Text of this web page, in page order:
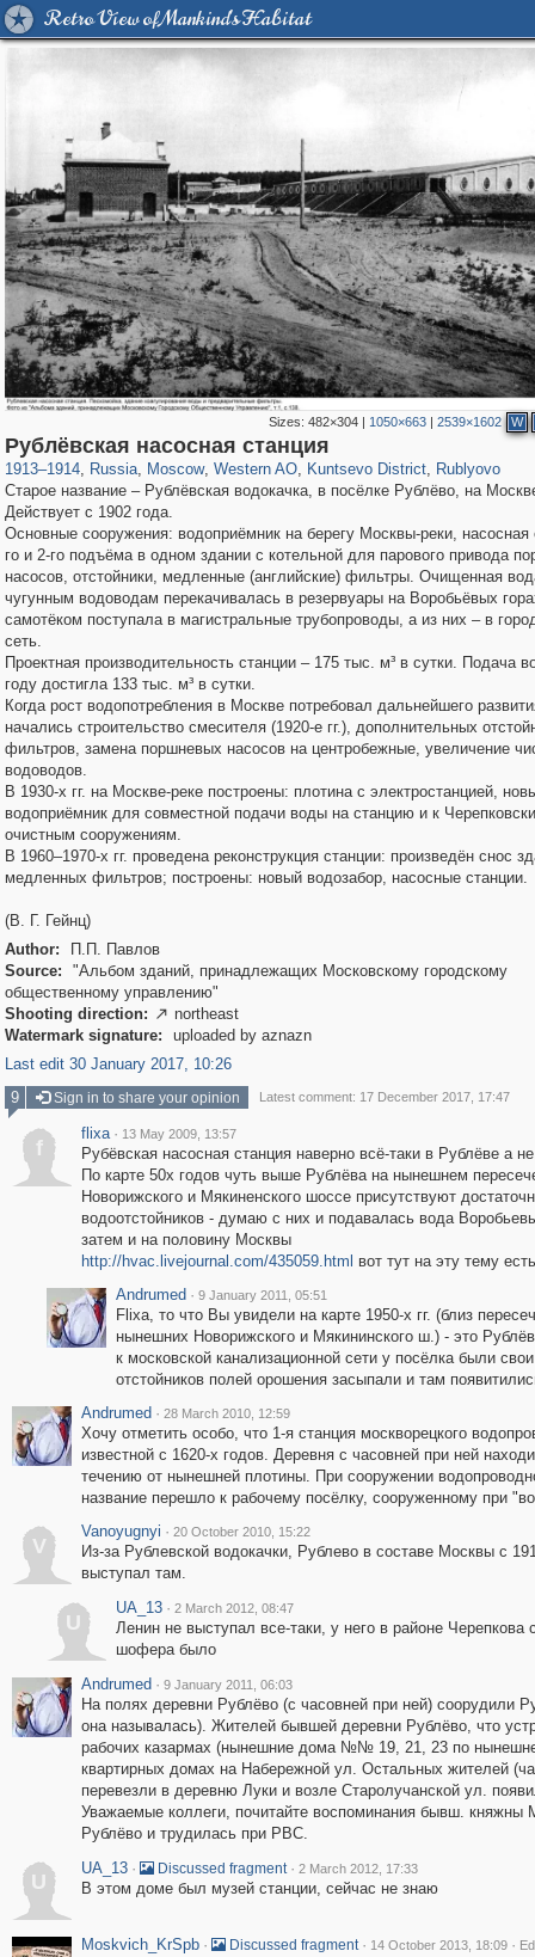
Retro View of Mankind's Habitat
Sizes:482×304 | 1050×663 |2539×1602 W
Рублёвская насосная станция
1913–1914, Russia
1,406,144 29,243
, Moscow
319,779 8,286
, Western AO
27,129 310
, Kuntsevo District
1,667
, Rublyovo
Старое название – Рублёвская водокачка, в посёлке Рублёво, на
Действует с 1902 года.
Основные сооружения: водоприёмник на берегу Москвы-реки, насосная
го и 2-го подъёма в одном здании с котельной для парового привода
насосов, отстойники, медленные (английские) фильтры. Очищенная
чугунным водоводам перекачивалась в резервуары на Воробьёвых
самотёком поступала в магистральные трубопроводы, а из них – в
сеть.
Проектная производительность станции – 175 тыс. м³ в сутки. Подача
году достигла 133 тыс. м³ в сутки.
Когда рост водопотребления в Москве потребовал дальнейшего
начались строительство смесителя (1920-е гг.), дополнительных
фильтров, замена поршневых насосов на центробежные, увеличение
водоводов.
В 1930-х гг. на Москве-реке построены: плотина с электростанцией,
водоприёмник для совместной подачи воды на станцию и к
очистным сооружениям.
В 1960–1970-х гг. проведена реконструкция станции: произведён снос
медленных фильтров; построены: новый водозабор, насосные станции.
(В. Г. Гейнц)
Author:
П.П. Павлов
Source:
"Альбом зданий, принадлежащих Московскому городскому
общественному управлению"
Shooting direction:  northeast
Watermark signature:
uploaded by aznazn
Last edit 30 January 2017, 10:26
9
Sign in to share your opinion Latest comment: 17 December 2017, 17:47
f
flixa · 13 May 2009, 13:57
Рубёвская насосная станция наверно всё-таки в Рублёве а
По карте 50х годов чуть выше Рублёва на нынешнем
Новорижского и Мякиненского шоссе присутствуют
водоотстойников - думаю с них и подавалась вода
затем и на половину Москвы
http://hvac.livejournal.com/435059.html вот тут на эту тему
Andrumed · 9 January 2011, 05:51
Flixa, то что Вы увидели на карте 1950-х гг. (близ
нынешних Новорижского и Мякининского ш.) - это
к московской канализационной сети у посёлка были
отстойников полей орошения засыпали и там
Andrumed · 28 March 2010, 12:59
Хочу отметить особо, что 1-я станция москворецкого
известной с 1620-х годов. Деревня с часовней при ней
течению от нынешней плотины. При сооружении
название перешло к рабочему посёлку, сооруженному при
V
Vanoyugnyi · 20 October 2010, 15:22
Из-за Рублевской водокачки, Рублево в составе Москвы с
выступал там.
U
UA_13 · 2 March 2012, 08:47
Ленин не выступал все-таки, у него в районе
шофера было
Andrumed · 9 January 2011, 06:03
На полях деревни Рублёво (с часовней при ней) соорудили
она называлась). Жителей бывшей деревни Рублёво, что
рабочих казармах (нынешние дома №№ 19, 21, 23 по
квартирных домах на Набережной ул. Остальных жителей
перевезли в деревню Луки и возле Старолучанской ул.
Уважаемые коллеги, почитайте воспоминания бывш.
Рублёво и трудилась при РВС.
U
UA_13 · Discussed fragment · 2 March 2012, 17:33
В этом доме был музей станции, сейчас не знаю
Moskvich_KrSpb · Discussed fragment · 14 October 2013, 18:09 ·